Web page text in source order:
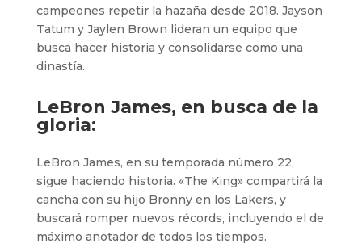
campeones repetir la hazaña desde 2018. Jayson
Tatum y Jaylen Brown lideran un equipo que
busca hacer historia y consolidarse como una
dinastía.
LeBron James, en busca de la
gloria:
LeBron James, en su temporada número 22,
sigue haciendo historia. «The King» compartirá la
cancha con su hijo Bronny en los Lakers, y
buscará romper nuevos récords, incluyendo el de
máximo anotador de todos los tiempos.